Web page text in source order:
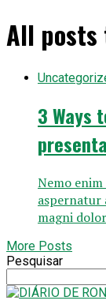
All posts
3 Ways
Nemo
aspernatur
magni
More Posts
Pesquisar